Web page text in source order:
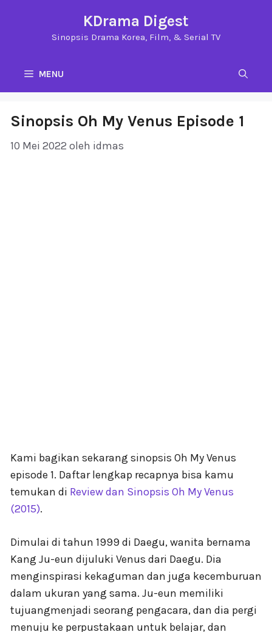
KDrama Digest
Sinopsis Drama Korea, Film, & Serial TV
MENU
Sinopsis Oh My Venus Episode 1
10 Mei 2022 oleh idmas
Kami bagikan sekarang sinopsis Oh My Venus
episode 1. Daftar lengkap recapnya bisa kamu
temukan di Review dan Sinopsis Oh My Venus
(2015).
Dimulai di tahun 1999 di Daegu, wanita bernama
Kang Ju-eun dijuluki Venus dari Daegu. Dia
menginspirasi kekaguman dan juga kecemburuan
dalam ukuran yang sama. Ju-eun memiliki
tujuangmenjadi seorang pengacara, dan dia pergi
menuju ke perpustakaan untuk belajar, dan